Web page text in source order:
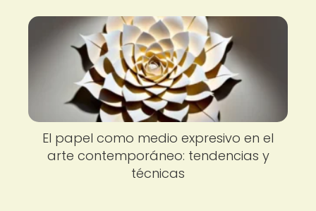
El papel como medio expresivo en el
arte contemporáneo: tendencias y
técnicas